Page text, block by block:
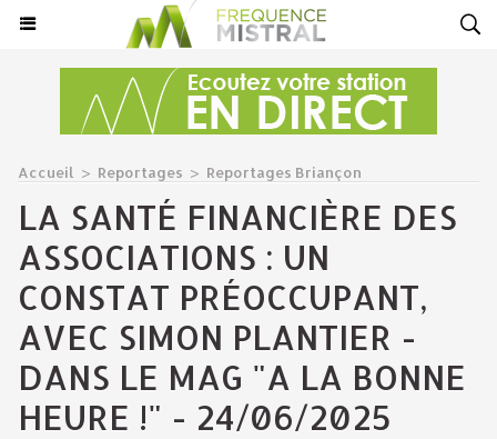
Accueil > Reportages > Reportages Briançon
LA SANTÉ FINANCIÈRE DES
ASSOCIATIONS : UN
CONSTAT PRÉOCCUPANT,
AVEC SIMON PLANTIER -
DANS LE MAG "A LA BONNE
HEURE !" - 24/06/2025